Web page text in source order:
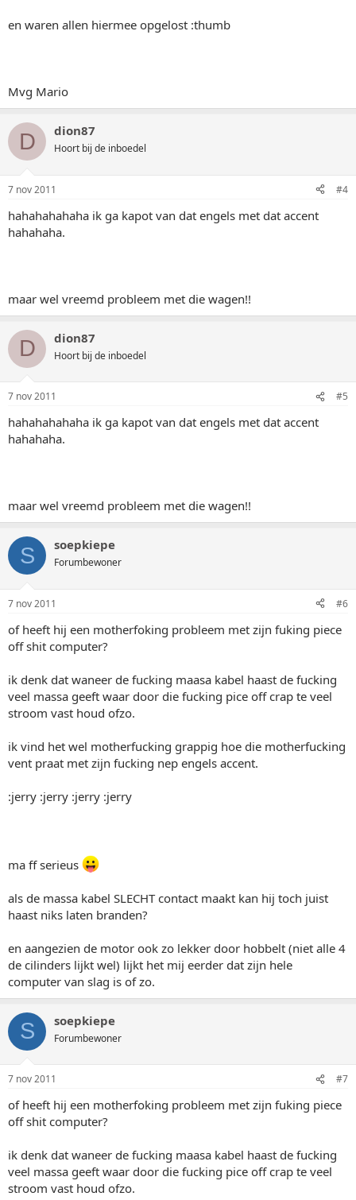
en waren allen hiermee opgelost :thumb
Mvg Mario
D dion87
Hoort bij de inboedel
7 nov 2011 #4
hahahahahaha ik ga kapot van dat engels met dat accent
hahahaha.
maar wel vreemd probleem met die wagen!!
D dion87
Hoort bij de inboedel
7 nov 2011 #5
hahahahahaha ik ga kapot van dat engels met dat accent
hahahaha.
maar wel vreemd probleem met die wagen!!
S soepkiepe
Forumbewoner
7 nov 2011 #6
of heeft hij een motherfoking probleem met zijn fuking piece
off shit computer?
ik denk dat waneer de fucking maasa kabel haast de fucking
veel massa geeft waar door die fucking pice off crap te veel
stroom vast houd ofzo.
ik vind het wel motherfucking grappig hoe die motherfucking
vent praat met zijn fucking nep engels accent.
:jerry :jerry :jerry :jerry
ma ff serieus
als de massa kabel SLECHT contact maakt kan hij toch juist
haast niks laten branden?
en aangezien de motor ook zo lekker door hobbelt (niet alle 4
de cilinders lijkt wel) lijkt het mij eerder dat zijn hele
computer van slag is of zo.
S soepkiepe
Forumbewoner
7 nov 2011 #7
of heeft hij een motherfoking probleem met zijn fuking piece
off shit computer?
ik denk dat waneer de fucking maasa kabel haast de fucking
veel massa geeft waar door die fucking pice off crap te veel
stroom vast houd ofzo.